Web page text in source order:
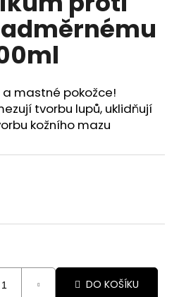
mastné pokožce!
tvorbu lupů, uklidňují
kožního mazu
DO KOŠÍKU